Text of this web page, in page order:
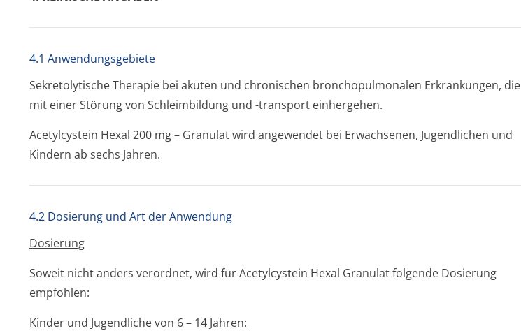
4.1 Anwendungsgebiete
Sekretolytische Therapie bei akuten und chronischen bronchopulmonalen Erkrankungen, die
mit einer Störung von Schleimbildung und -transport einhergehen.
Acetylcystein Hexal 200 mg – Granulat wird angewendet bei Erwachsenen, Jugendlichen und
Kindern ab sechs Jahren.
4.2 Dosierung und Art der Anwendung
Dosierung
Soweit nicht anders verordnet, wird für Acetylcystein Hexal Granulat folgende Dosierung
empfohlen:
Kinder und Jugendliche von 6 – 14 Jahren: